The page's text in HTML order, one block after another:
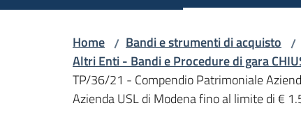
Home / Bandi e strumenti di acquisto /
Altri Enti - Bandi e Procedure di gara
TP/36/21 - Compendio Patrimoniale
Azienda USL di Modena fino al limite di €